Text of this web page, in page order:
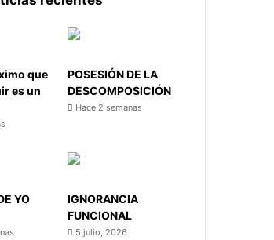
que
es un
POSESIÓN DE LA
DESCOMPOSICIÓN
Hace 2 semanas
YO
IGNORANCIA
FUNCIONAL
5 julio, 2026